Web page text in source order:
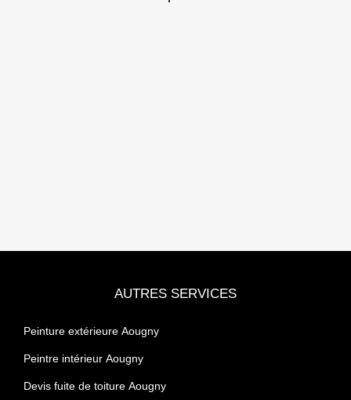
AUTRES SERVICES
Peinture extérieure Aougny
Peintre intérieur Aougny
Devis fuite de toiture Aougny